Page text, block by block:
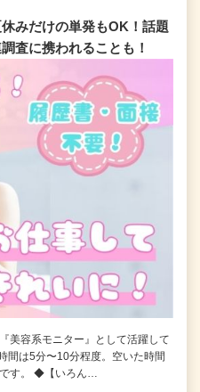
みだけの単発もOK！話題
査に携われることも！
美容系モニター』として活躍して
間は5分〜10分程度。空いた時間
です。 ◆【いろん…